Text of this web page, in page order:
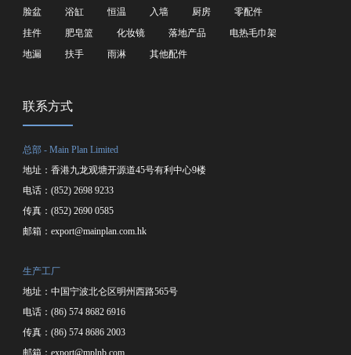
脸盆 浴缸 恒温 入墙 厨房
零配件
挂件
肥皂篮 化妆镜 落地产品
电热毛巾架
地漏
扶手 雨淋 其他配件
联系方式
总部 - Main Plan Limited
地址：香港九龙观塘开源道45号有利中心9楼
电话：(852) 2698 9233
传真：(852) 2690 0585
邮箱：export@mainplan.com.hk
生产工厂
地址：中国宁波北仑区明州西路565号
电话：(86) 574 8682 6916
传真：(86) 574 8686 2003
邮箱：export@mplnb.com